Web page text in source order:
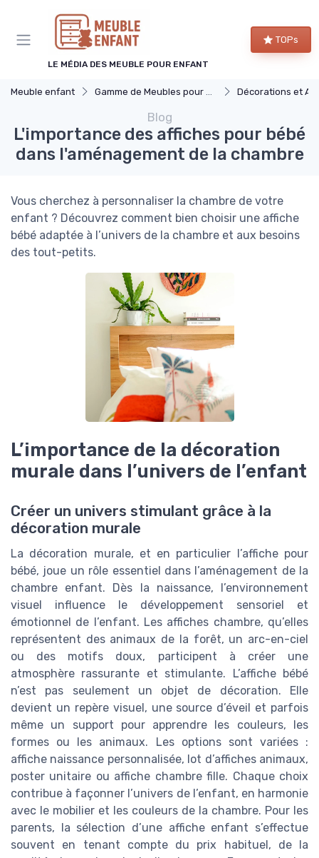
LE MÉDIA DES MEUBLE POUR ENFANT
TOPs
Meuble enfant Gamme de Meubles pour Enfants Décorations et Accessoires
Blog
L'importance des affiches pour bébé
dans l'aménagement de la chambre
Vous cherchez à personnaliser la chambre de votre
enfant ? Découvrez comment bien choisir une affiche
bébé adaptée à l’univers de la chambre et aux besoins
des tout-petits.
L’importance de la décoration
murale dans l’univers de l’enfant
Créer un univers stimulant grâce à la
décoration murale
La décoration murale, et en particulier l’affiche pour
bébé, joue un rôle essentiel dans l’aménagement de la
chambre enfant. Dès la naissance, l’environnement
visuel influence le développement sensoriel et
émotionnel de l’enfant. Les affiches chambre, qu’elles
représentent des animaux de la forêt, un arc-en-ciel
ou des motifs doux, participent à créer une
atmosphère rassurante et stimulante. L’affiche bébé
n’est pas seulement un objet de décoration. Elle
devient un repère visuel, une source d’éveil et parfois
même un support pour apprendre les couleurs, les
formes ou les animaux. Les options sont variées :
affiche naissance personnalisée, lot d’affiches animaux,
poster unitaire ou affiche chambre fille. Chaque choix
contribue à façonner l’univers de l’enfant, en harmonie
avec le mobilier et les couleurs de la chambre. Pour les
parents, la sélection d’une affiche enfant s’effectue
souvent en tenant compte du prix habituel, de la